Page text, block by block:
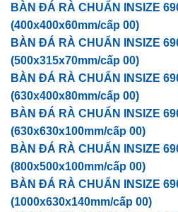
BÀN ĐÁ RÀ CHUẨN INSIZE
(400x400x60mm/cấp 00)
BÀN ĐÁ RÀ CHUẨN INSIZE
(500x315x70mm/cấp 00)
BÀN ĐÁ RÀ CHUẨN INSIZE
(630x400x80mm/cấp 00)
BÀN ĐÁ RÀ CHUẨN INSIZE
(630x630x100mm/cấp 00)
BÀN ĐÁ RÀ CHUẨN INSIZE
(800x500x100mm/cấp 00)
BÀN ĐÁ RÀ CHUẨN INSIZE
(1000x630x140mm/cấp 00)